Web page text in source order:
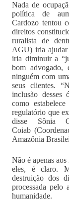
Nada de
política de
Cardozo tentou
direitos
ruralista de
AGU) iria ajudar
iria diminuir a
bom advogado,
ninguém com
seus clientes.
inclusão desses
como
regulatório que
disse Sônia
Coiab
Amazônia
Não é apenas
eles, é claro.
destruição dos
processada pelo
humanidade.